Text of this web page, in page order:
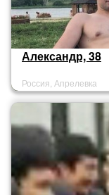
Александр, 38
Россия, Апрелевка